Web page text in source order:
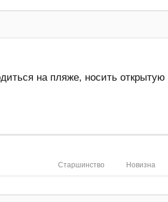
на пляже, носить открытую
Новизна
Старшинство